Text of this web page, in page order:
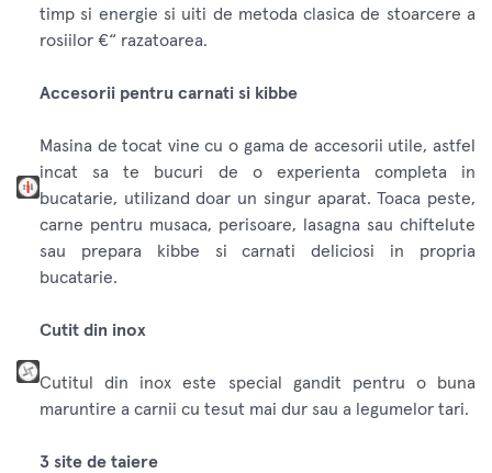
timp si energie si uiti de metoda clasica de stoarcere a
rosiilor €“ razatoarea.
Accesorii pentru carnati si kibbe
Masina de tocat vine cu o gama de accesorii utile, astfel
incat sa te bucuri de o experienta completa in
bucatarie, utilizand doar un singur aparat. Toaca peste,
carne pentru musaca, perisoare, lasagna sau chiftelute
sau prepara kibbe si carnati deliciosi in propria
bucatarie.
Cutit din inox
Cutitul din inox este special gandit pentru o buna
maruntire a carnii cu tesut mai dur sau a legumelor tari.
3 site de taiere